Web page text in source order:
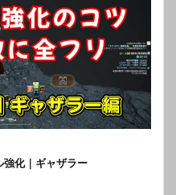
強化｜ギャザラー